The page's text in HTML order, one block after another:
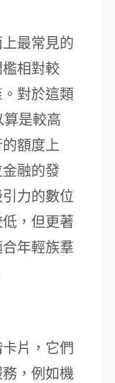
最常見的
相對較
對於這類
算是較高
額度上
融的發
力的數位
，但更著
年輕族羣
片，它們
，例如機